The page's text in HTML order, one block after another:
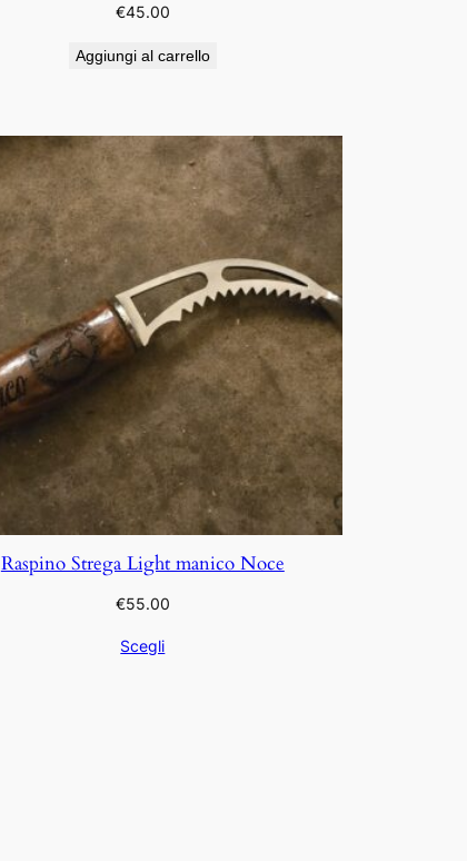
€45.00
Aggiungi al carrello
Raspino Strega Light manico Noce
€55.00
Scegli